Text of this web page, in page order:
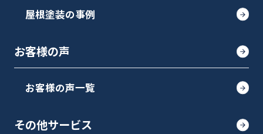
屋根塗装の事例
お客様の声
お客様の声一覧
その他サービス